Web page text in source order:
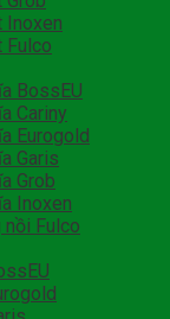
Inoxen
Fulco
BossEU
Cariny
Eurogold
Garis
Grob
Inoxen
nồi Fulco